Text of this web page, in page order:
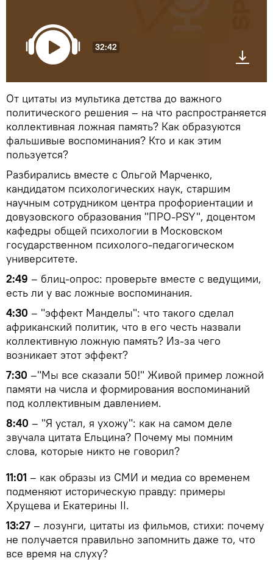
32:42
От цитаты из мультика детства до важного
политического решения – на что распространяется
коллективная ложная память? Как образуются
фальшивые воспоминания? Кто и как этим
пользуется?
Разбирались вместе с Ольгой Марченко,
кандидатом психологических наук, старшим
научным сотрудником центра профориентации и
довузовского образования "ПРО-PSY", доцентом
кафедры общей психологии в Московском
государственном психолого-педагогическом
университете.
2:49 – блиц-опрос: проверьте вместе с ведущими,
есть ли у вас ложные воспоминания.
4:30 – "эффект Манделы": что такого сделал
африканский политик, что в его честь назвали
коллективную ложную память? Из-за чего
возникает этот эффект?
7:30 –"Мы все сказали 50!" Живой пример ложной
памяти на числа и формирования воспоминаний
под коллективным давлением.
8:40 – "Я устал, я ухожу": как на самом деле
звучала цитата Ельцина? Почему мы помним
слова, которые никто не говорил?
11:01 – как образы из СМИ и медиа со временем
подменяют историческую правду: примеры
Хрущева и Екатерины II.
13:27 – лозунги, цитаты из фильмов, стихи: почему
не получается правильно запомнить даже то, что
все время на слуху?